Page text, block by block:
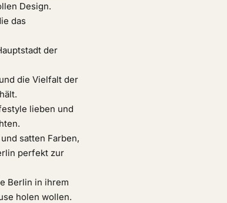
Design.
das
der
die Vielfalt der
lieben und
satten Farben,
perfekt zur
Berlin in ihrem
holen wollen.